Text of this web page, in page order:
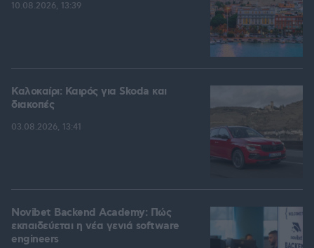
10.08.2026, 13:39
Καλοκαίρι: Καιρός για Skoda και
διακοπές
03.08.2026, 13:41
Novibet Backend Academy: Πώς
εκπαιδεύεται η νέα γενιά software
engineers